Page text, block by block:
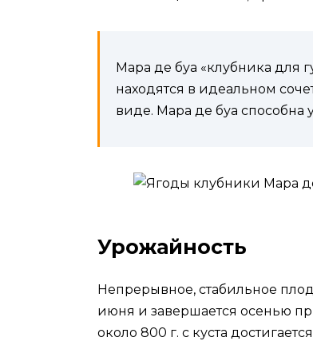
Мара де буа «клубника для
находятся в идеальном
виде. Мара де буа способна
Урожайность
Непрерывное, стабильное
июня и завершается осенью
около 800 г. с куста